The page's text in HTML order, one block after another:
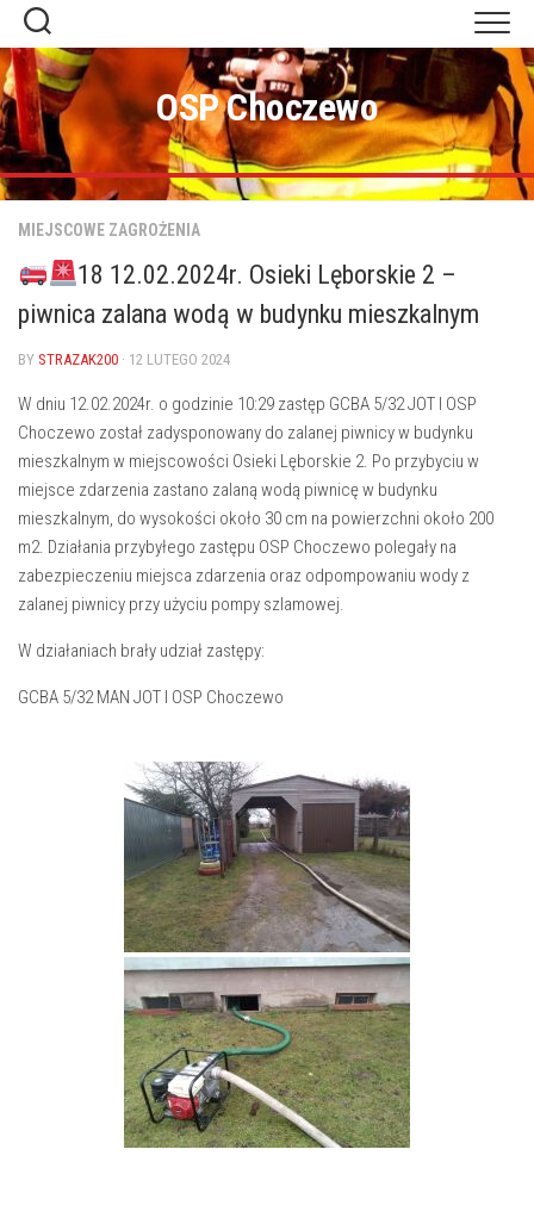
Skip
content
OSP Choczewo
MIEJSCOWE ZAGROŻENIA
18 12.02.2024r. Osieki Lęborskie 2 –
piwnica zalana wodą w budynku mieszkalnym
BY STRAZAK200 · 12 LUTEGO 2024
W dniu 12.02.2024r. o godzinie 10:29 zastęp GCBA 5/32 JOT I OSP
Choczewo został zadysponowany do zalanej piwnicy w budynku
mieszkalnym w miejscowości Osieki Lęborskie 2. Po przybyciu w
miejsce zdarzenia zastano zalaną wodą piwnicę w budynku
mieszkalnym, do wysokości około 30 cm na powierzchni około 200
m2. Działania przybyłego zastępu OSP Choczewo polegały na
zabezpieczeniu miejsca zdarzenia oraz odpompowaniu wody z
zalanej piwnicy przy użyciu pompy szlamowej.
W działaniach brały udział zastępy:
GCBA 5/32 MAN JOT I OSP Choczewo